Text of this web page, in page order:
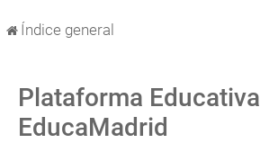
Índice general
Plataforma Educativa
EducaMadrid